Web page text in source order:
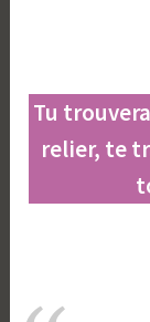
Tu
relier, te